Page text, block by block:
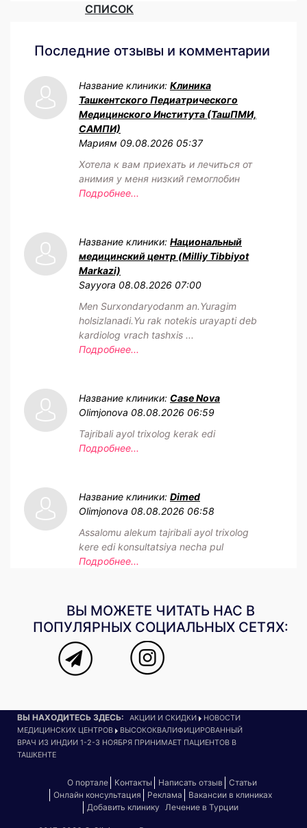
СПИСОК
Последние отзывы и комментарии
Название клиники: Клиника
Ташкентского Педиатрического
Медицинского Института (ТашПМИ,
САМПИ)
Мариям 09.08.2026 05:37
Хотела к вам приехать и лечиться от
анимия у меня низкий гемоглобин
Подробнее...
Название клиники: Национальный
медицинский центр (Milliy Tibbiyot
Markazi)
Sayyora 08.08.2026 07:00
Men Surxondaryodanm an.Yuragim
holsizlanadi.Yu rak notekis urayapti deb
kardiolog vrach tashxis ...
Подробнее...
Название клиники: Case Nova
Olimjonova 08.08.2026 06:59
Tajribali ayol trixolog kerak edi
Подробнее...
Название клиники: Dimed
Olimjonova 08.08.2026 06:58
Assalomu alekum tajribali ayol trixolog
kere edi konsultatsiya necha pul
Подробнее...
ВЫ МОЖЕТЕ ЧИТАТЬ НАС В
ПОПУЛЯРНЫХ СОЦИАЛЬНЫХ СЕТЯХ:
ВЫ НАХОДИТЕСЬ ЗДЕСЬ: АКЦИИ И СКИДКИ
НОВОСТИ
МЕДИЦИНСКИХ ЦЕНТРОВ
ВЫСОКОКВАЛИФИЦИРОВАННЫЙ
ВРАЧ ИЗ ИНДИИ 1-2-3 НОЯБРЯ ПРИНИМАЕТ ПАЦИЕНТОВ В
ТАШКЕНТЕ
О портале Контакты Написать отзыв
Статьи
Онлайн консультация
Реклама
Вакансии в клиниках
Добавить клинику
Лечение в Турции